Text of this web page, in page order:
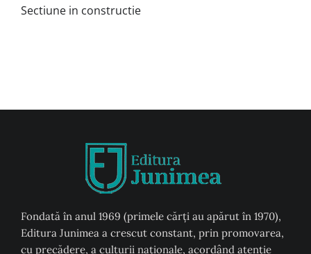
Sectiune in constructie
Fondată în anul 1969 (primele cărți au apărut în 1970),
Editura Junimea a crescut constant, prin promovarea,
cu precădere, a culturii naţionale, acordând atenţie